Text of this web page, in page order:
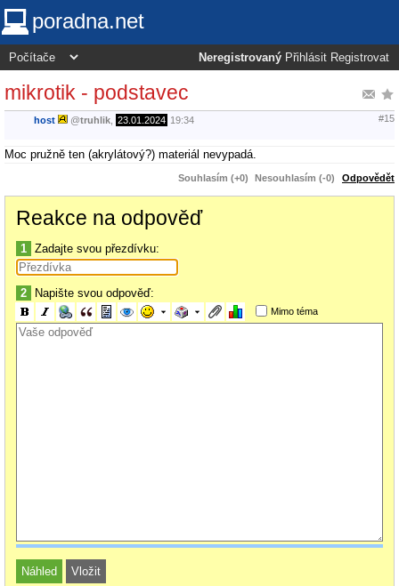
poradna.net
Neregistrovaný Přihlásit Registrovat
mikrotik - podstavec
host @truhlik 23.01.2024 19:34 #15
Moc pružně ten (akrylátový?) materiál nevypadá.
Souhlasím (+0) Nesouhlasím (-0) Odpovědět
Reakce na odpověď
1 Zadajte svou přezdívku:
2 Napište svou odpověď:
Mimo téma